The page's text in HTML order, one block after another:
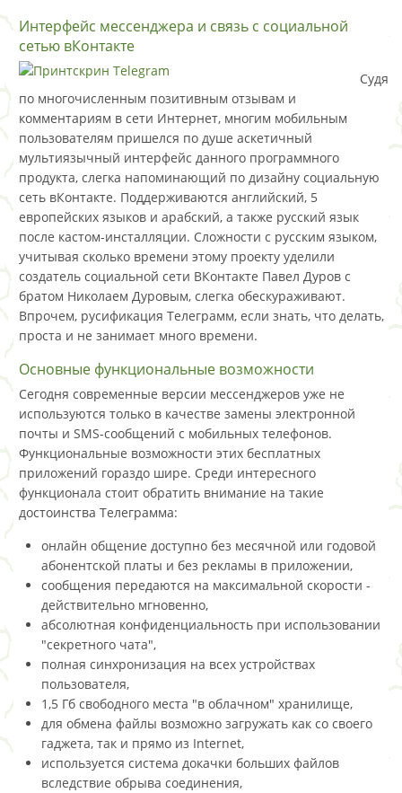
Интерфейс мессенджера и связь с социальной
сетью вКонтакте
Судя
по многочисленным позитивным отзывам и
комментариям в сети Интернет, многим мобильным
пользователям пришелся по душе аскетичный
мультиязычный интерфейс данного программного
продукта, слегка напоминающий по дизайну социальную
сеть вКонтакте. Поддерживаются английский, 5
европейских языков и арабский, а также русский язык
после кастом-инсталляции. Сложности с русским языком,
учитывая сколько времени этому проекту уделили
создатель социальной сети ВКонтакте Павел Дуров с
братом Николаем Дуровым, слегка обескураживают.
Впрочем, русификация Телеграмм, если знать, что делать,
проста и не занимает много времени.
Основные функциональные возможности
Сегодня современные версии мессенджеров уже не
используются только в качестве замены электронной
почты и SMS-сообщений с мобильных телефонов.
Функциональные возможности этих бесплатных
приложений гораздо шире. Среди интересного
функционала стоит обратить внимание на такие
достоинства Телеграмма:
онлайн общение доступно без месячной или годовой
абонентской платы и без рекламы в приложении,
сообщения передаются на максимальной скорости -
действительно мгновенно,
абсолютная конфиденциальность при использовании
"секретного чата",
полная синхронизация на всех устройствах
пользователя,
1,5 Гб свободного места "в облачном" хранилище,
для обмена файлы возможно загружать как со своего
гаджета, так и прямо из Internet,
используется система докачки больших файлов
вследствие обрыва соединения,